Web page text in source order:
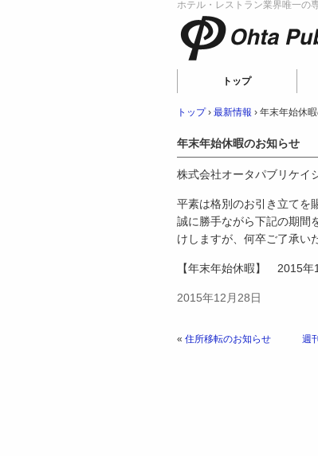
ホテル・レストラン業界唯一の
Ohtaトップ
トップ › 最新情報 › 年末年始休
年末年始休暇のお知らせ
株式会社オータパブリケイ
平素は格別のお引き立てを
誠に勝手ながら下記の期間
けしますが、何卒ご了承い
【年末年始休暇】 2015
2015年12月28日
« 住所移転のお知らせ 週